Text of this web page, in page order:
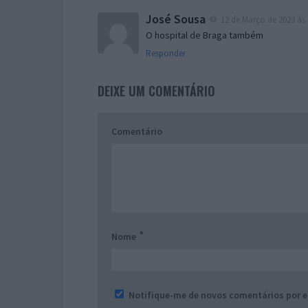
José Sousa
O hospital de Braga também
Responder
DEIXE UM COMENTÁRIO
Comentário
Nome *
Notifique-me de novos comentários por